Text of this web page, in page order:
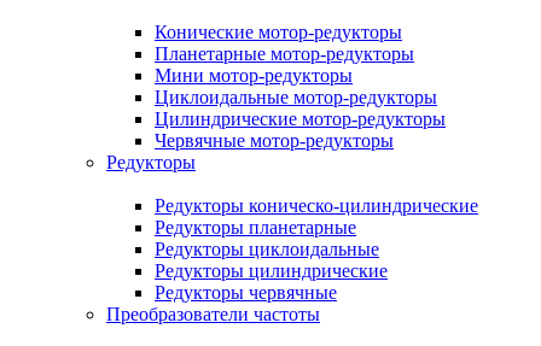
Конические мотор-редукторы
Планетарные мотор-редукторы
Мини мотор-редукторы
Циклоидальные мотор-редукторы
Цилиндрические мотор-редукторы
Червячные мотор-редукторы
Редукторы
Редукторы коническо-цилиндрические
Редукторы планетарные
Редукторы циклоидальные
Редукторы цилиндрические
Редукторы червячные
Преобразователи частоты